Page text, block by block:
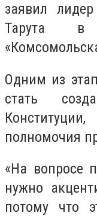
заявил
Тарута в
Одним из
стать
полномочия
«На вопросе
нужно
потому что